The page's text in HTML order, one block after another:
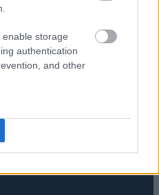
storage
authentication
and other
po dziś dzień. Z dużym
jestem od 2015 roku.
zastrzeżone. K